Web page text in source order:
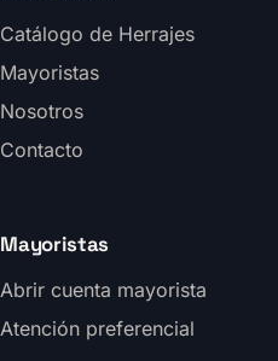
Catálogo de Herrajes
Mayoristas
Nosotros
Contacto
Mayoristas
Abrir cuenta mayorista
Atención preferencial